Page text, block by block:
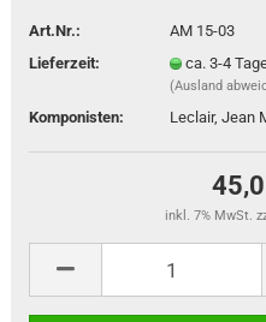
Art.Nr.:
AM 15-03
Lieferzeit:
ca. 3-4
(Ausland
Komponisten: Leclair, Jean
inkl. 7% MwSt.